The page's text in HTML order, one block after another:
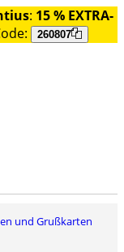
: 15 % EXTRA-
260807
und Grußkarten